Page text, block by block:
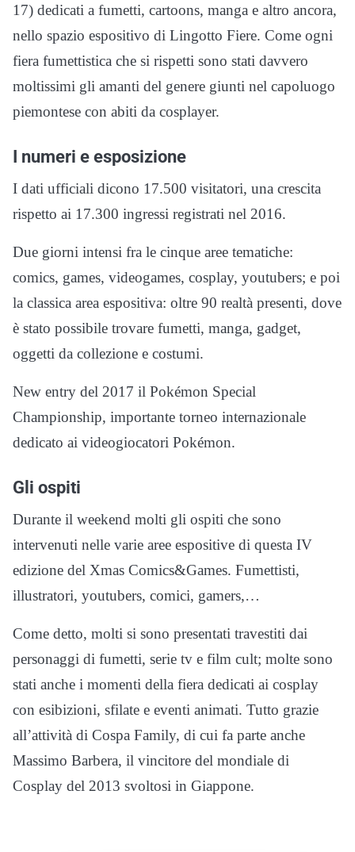
17) dedicati a fumetti, cartoons, manga e altro ancora,
nello spazio espositivo di Lingotto Fiere. Come ogni
fiera fumettistica che si rispetti sono stati davvero
moltissimi gli amanti del genere giunti nel capoluogo
piemontese con abiti da cosplayer.
I numeri e esposizione
I dati ufficiali dicono 17.500 visitatori, una crescita
rispetto ai 17.300 ingressi registrati nel 2016.
Due giorni intensi fra le cinque aree tematiche:
comics, games, videogames, cosplay, youtubers; e poi
la classica area espositiva: oltre 90 realtà presenti, dove
è stato possibile trovare fumetti, manga, gadget,
oggetti da collezione e costumi.
New entry del 2017 il Pokémon Special
Championship, importante torneo internazionale
dedicato ai videogiocatori Pokémon.
Gli ospiti
Durante il weekend molti gli ospiti che sono
intervenuti nelle varie aree espositive di questa IV
edizione del Xmas Comics&Games. Fumettisti,
illustratori, youtubers, comici, gamers,…
Come detto, molti si sono presentati travestiti dai
personaggi di fumetti, serie tv e film cult; molte sono
stati anche i momenti della fiera dedicati ai cosplay
con esibizioni, sfilate e eventi animati. Tutto grazie
all’attività di Cospa Family, di cui fa parte anche
Massimo Barbera, il vincitore del mondiale di
Cosplay del 2013 svoltosi in Giappone.